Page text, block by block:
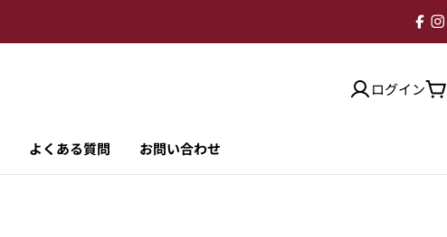
ログイン
よくある質問 お問い合わせ